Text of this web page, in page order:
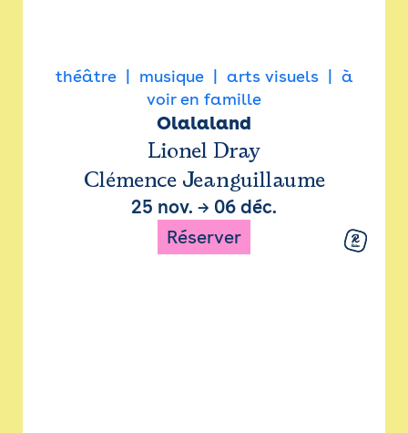
théâtre musique arts visuels
à
voir en famille
Olalaland
Lionel Dray
Clémence Jeanguillaume
25 nov. → 06 déc.
Réserver